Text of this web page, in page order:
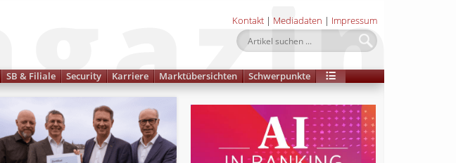
Kontakt | Mediadaten | Impressum
SB & Filiale Security Karriere Marktübersichten Schwerpunkte